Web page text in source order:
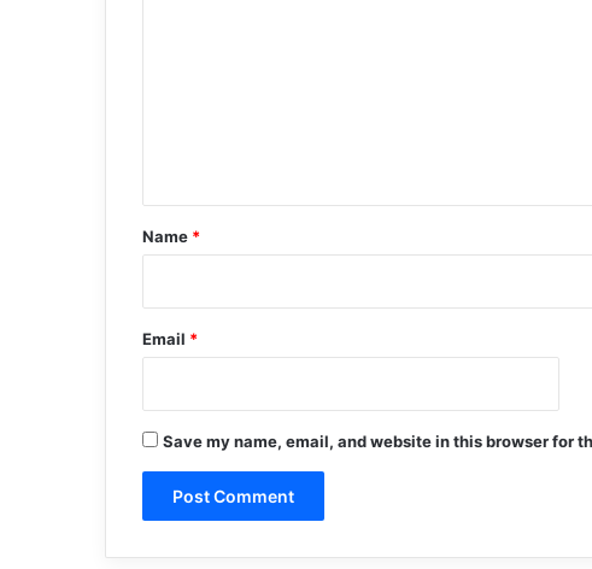
*
Name *
Email *
Save my name, email, and website in this browser for